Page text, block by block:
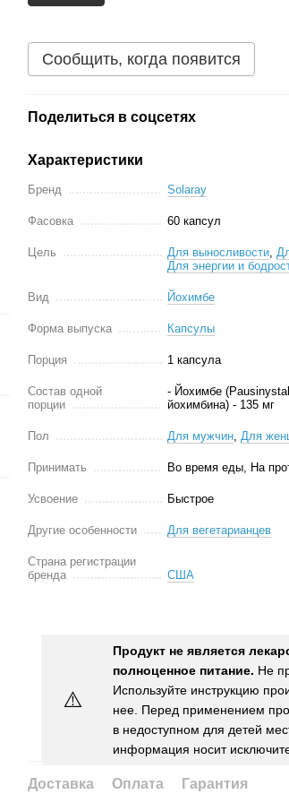
Сообщить, когда появится
Поделиться в соцсетях
Характеристики
Бренд Solaray
Фасовка 60 капсул
Цель Для выносливости,
Для энергии и
Вид Йохимбе
Форма выпуска Капсулы
Порция 1 капсула
Состав одной
порции
- Йохимбе
йохимбина) - 135 мг
Пол Для мужчин, Для
Принимать Во время еды, На
Усвоение Быстрое
Другие особенности Для вегетарианцев
Страна регистрации
бренда
США
⚠️
Продукт не является
полноценное питание. Не
Используйте инструкцию
нее. Перед применением
в недоступном для детей
информация носит
Доставка Оплата Гарантия